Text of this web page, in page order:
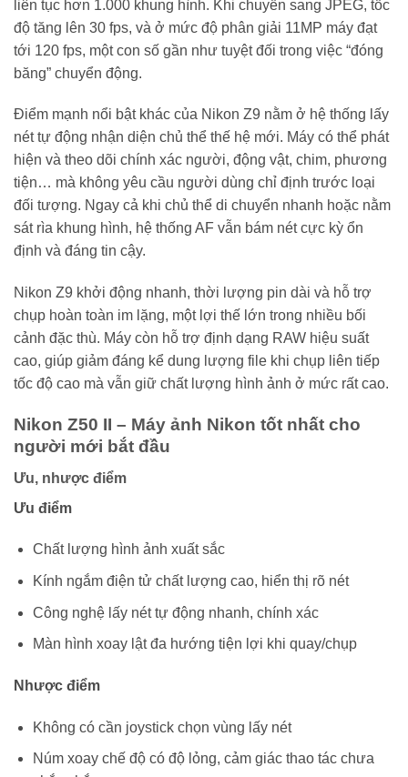
liên tục hơn 1.000 khung hình. Khi chuyển sang JPEG, tốc
độ tăng lên 30 fps, và ở mức độ phân giải 11MP máy đạt
tới 120 fps, một con số gần như tuyệt đối trong việc “đóng
băng” chuyển động.
Điểm mạnh nổi bật khác của Nikon Z9 nằm ở hệ thống lấy
nét tự động nhận diện chủ thể thế hệ mới. Máy có thể phát
hiện và theo dõi chính xác người, động vật, chim, phương
tiện… mà không yêu cầu người dùng chỉ định trước loại
đối tượng. Ngay cả khi chủ thể di chuyển nhanh hoặc nằm
sát rìa khung hình, hệ thống AF vẫn bám nét cực kỳ ổn
định và đáng tin cậy.
Nikon Z9 khởi động nhanh, thời lượng pin dài và hỗ trợ
chụp hoàn toàn im lặng, một lợi thế lớn trong nhiều bối
cảnh đặc thù. Máy còn hỗ trợ định dạng RAW hiệu suất
cao, giúp giảm đáng kể dung lượng file khi chụp liên tiếp
tốc độ cao mà vẫn giữ chất lượng hình ảnh ở mức rất cao.
Nikon Z50 II – Máy ảnh Nikon tốt nhất cho
người mới bắt đầu
Ưu, nhược điểm
Ưu điểm
Chất lượng hình ảnh xuất sắc
Kính ngắm điện tử chất lượng cao, hiển thị rõ nét
Công nghệ lấy nét tự động nhanh, chính xác
Màn hình xoay lật đa hướng tiện lợi khi quay/chụp
Nhược điểm
Không có cần joystick chọn vùng lấy nét
Núm xoay chế độ có độ lỏng, cảm giác thao tác chưa